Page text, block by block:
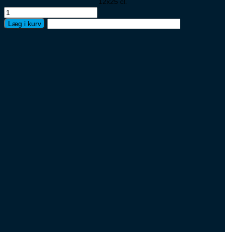
Bold
Tripleshot
Protein
Læg i kurv